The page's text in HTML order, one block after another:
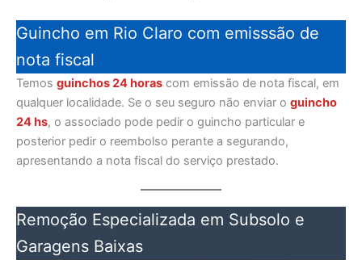
Guincho em Rio Claro com emisssão de
nota fiscal
Temos guinchos 24 horas com emissão de nota fiscal, em
qualquer localidade. Se o seu seguro não enviar o guincho
24 hs, o associado pode pedir o guincho particular e
posterior pedir o reembolso perante a segurando,
apresentando a nota fiscal do serviço prestado.
Remoção Especializada em Subsolo e
Garagens Baixas